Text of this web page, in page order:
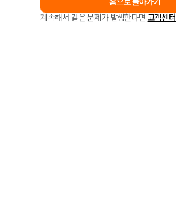
계속해서 같은 문제가 발생한다면 고객센터